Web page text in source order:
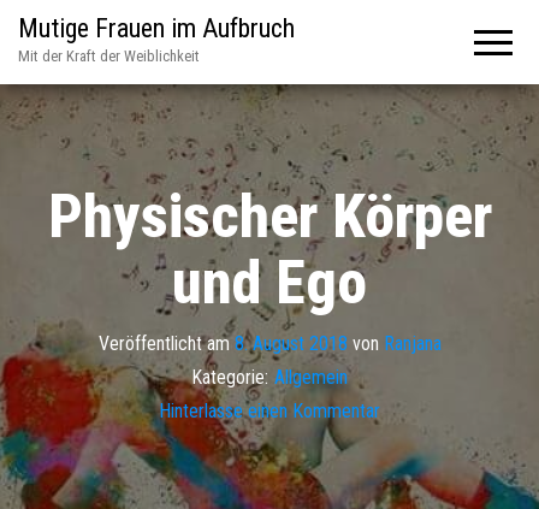
Mutige Frauen im Aufbruch
Mit der Kraft der Weiblichkeit
Physischer Körper
und Ego
Veröffentlicht am 8. August 2018 von Ranjana
Kategorie: Allgemein
Hinterlasse einen Kommentar